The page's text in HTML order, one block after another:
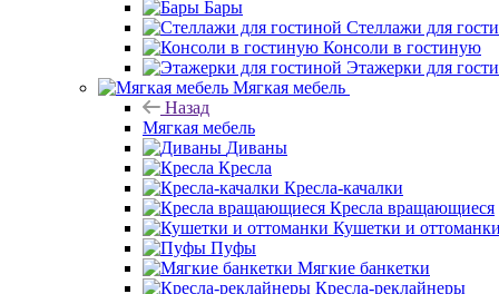
Бары
Стеллажи для
Консоли в гостиную
Этажерки для
Мягкая мебель
Назад
Мягкая мебель
Диваны
Кресла
Кресла-качалки
Кресла вращающиеся
Кушетки и оттоманки
Пуфы
Мягкие банкетки
Кресла-реклайнеры